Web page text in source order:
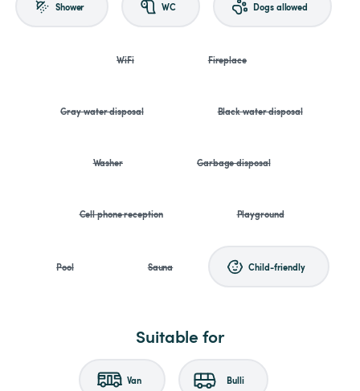
Shower WC Dogs allowed
WiFi Fireplace
Gray water disposal Black water disposal
Washer Garbage disposal
Cell phone reception Playground
Pool Sauna Child-friendly
Suitable for
Van Bulli